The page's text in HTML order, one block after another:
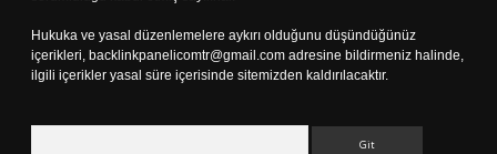
Hukuka ve yasal düzenlemelere aykırı olduğunu düşündüğünüz
içerikleri, backlinkpanelicomtr@gmail.com adresine bildirmeniz halinde,
ilgili içerikler yasal süre içerisinde sitemizden kaldırılacaktır.